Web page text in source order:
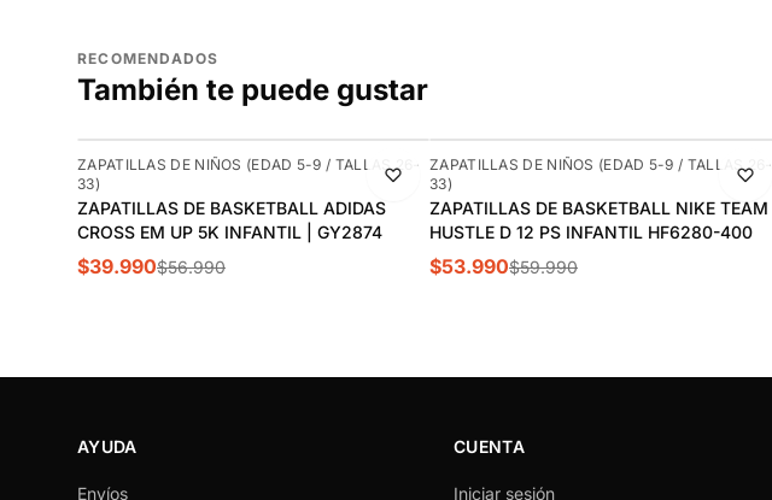
RECOMENDADOS
También te puede gustar
-30%
ZAPATILLAS DE NIÑOS (EDAD 5-9 / TALLAS 26-
33)
ZAPATILLAS DE BASKETBALL ADIDAS
CROSS EM UP 5K INFANTIL | GY2874
$39.990$56.990
-10%
ZAPATILLAS DE NIÑOS (EDAD 5-9 / TALLAS 26-
33)
ZAPATILLAS DE BASKETBALL NIKE TEAM
HUSTLE D 12 PS INFANTIL HF6280-400
$53.990$59.990
AYUDA
Envíos
CUENTA
Iniciar sesión